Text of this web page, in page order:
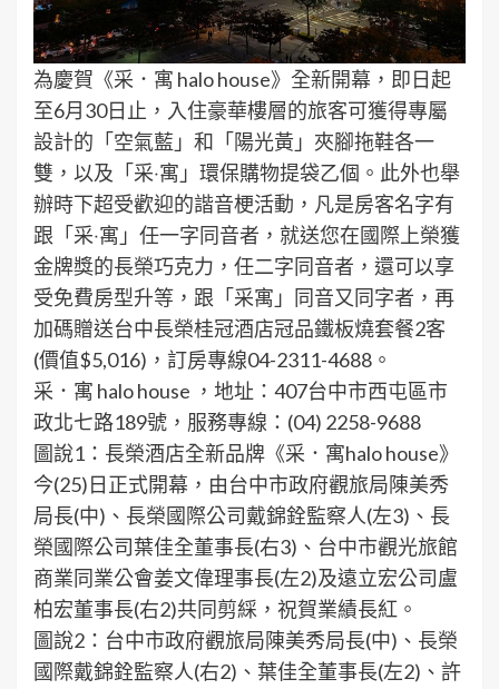
為慶賀《采．寓 halo house》全新開幕，即日起
至6月30日止，入住豪華樓層的旅客可獲得專屬
設計的「空氣藍」和「陽光黃」夾腳拖鞋各一
雙，以及「采‧寓」環保購物提袋乙個。此外也舉
辦時下超受歡迎的諧音梗活動，凡是房客名字有
跟「采‧寓」任一字同音者，就送您在國際上榮獲
金牌獎的長榮巧克力，任二字同音者，還可以享
受免費房型升等，跟「采寓」同音又同字者，再
加碼贈送台中長榮桂冠酒店冠品鐵板燒套餐2客
(價值$5,016)，訂房專線04-2311-4688。
采．寓 halo house ，地址：407台中市西屯區市
政北七路189號，服務專線：(04) 2258-9688
圖說1：長榮酒店全新品牌《采．寓halo house》
今(25)日正式開幕，由台中市政府觀旅局陳美秀
局長(中)、長榮國際公司戴錦銓監察人(左3)、長
榮國際公司葉佳全董事長(右3)、台中市觀光旅館
商業同業公會姜文偉理事長(左2)及遠立宏公司盧
柏宏董事長(右2)共同剪綵，祝賀業績長紅。
圖說2：台中市政府觀旅局陳美秀局長(中)、長榮
國際戴錦銓監察人(右2)、葉佳全董事長(左2)、許